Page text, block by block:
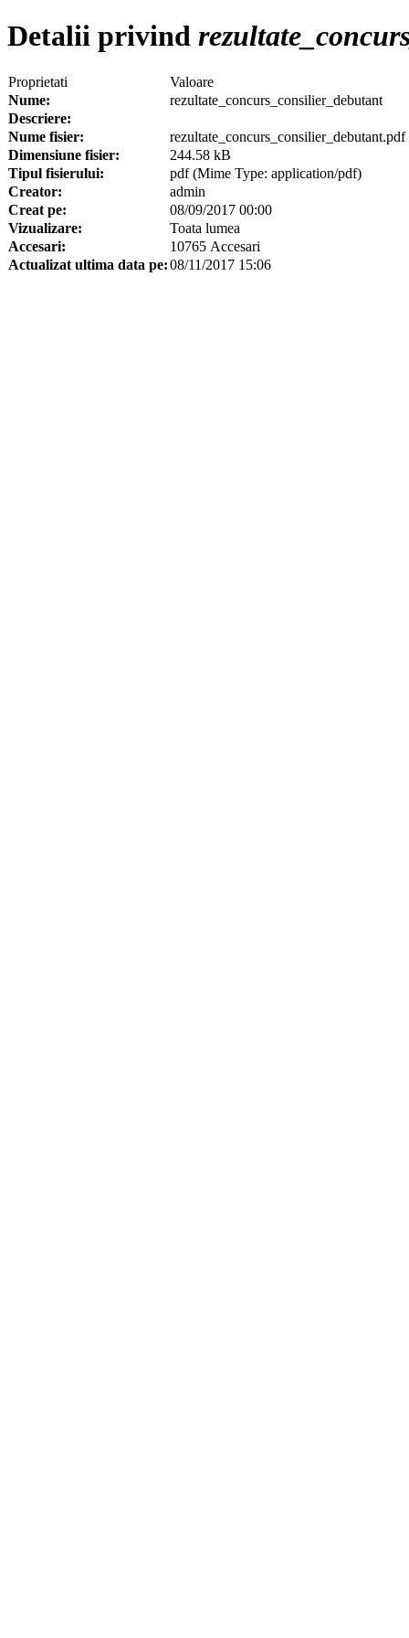
Detalii privind
Proprietati
Valoare
Nume:
rezultate_concurs_consilier_debutant
Descriere:
Nume fisier:
rezultate_concurs_consilier_debutant.pdf
Dimensiune fisier:
244.58 kB
Tipul fisierului:
pdf (Mime Type: application/pdf)
Creator:
admin
Creat pe:
08/09/2017 00:00
Vizualizare:
Toata lumea
Accesari:
10765 Accesari
Actualizat ultima data pe:08/11/2017 15:06